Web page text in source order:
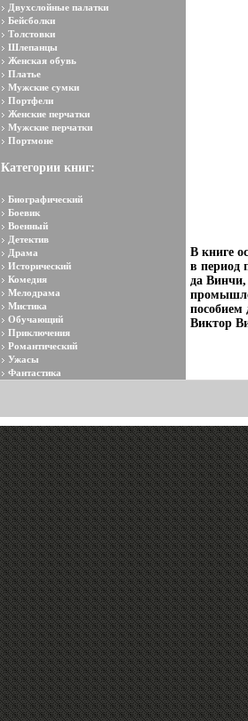
Двухслойные палатки
Бейсболки
Толстовки
Шлепанцы
Женская обувь
Платье
Мужские сумки
Портфели
Женские перчатки
Мужские перчатки
Портмоне
Категории книг:
Биографический
Боевик
Военный
Детектив
Драма
Исторический
Комедия
Мелодрама
Мистика
Обучающий
Приключения
Романтический
Ужасы
Фантастика
В книге
в период
да
пособием
Виктор